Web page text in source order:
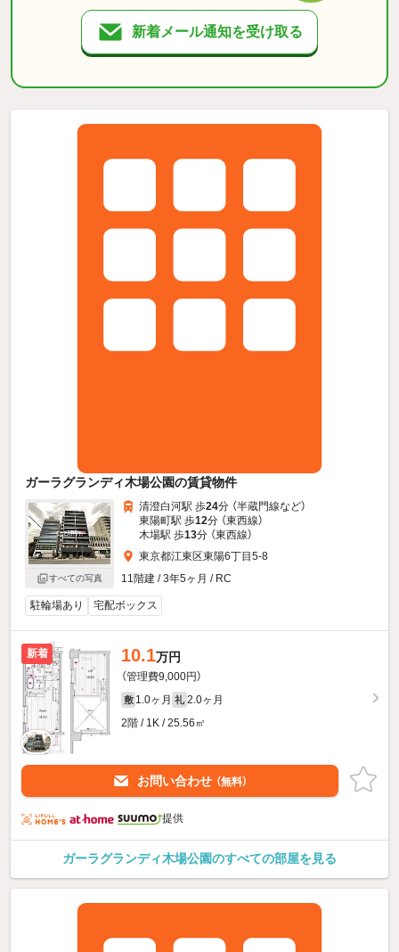
新着メール通知を受け取る
ガーラグランディ木場公園の賃貸物件
すべての写真
清澄白河駅 歩24分 （半蔵門線など）
東陽町駅 歩12分 （東西線）
木場駅 歩13分 （東西線）
東京都江東区東陽6丁目5-8
11階建 / 3年5ヶ月 / RC
駐輪場あり 宅配ボックス
新着 10.1万円
（管理費9,000円）
敷 1.0ヶ月 礼 2.0ヶ月
2階 / 1K / 25.56㎡
お問い合わせ （無料）
提供
ガーラグランディ木場公園のすべての部屋を見る